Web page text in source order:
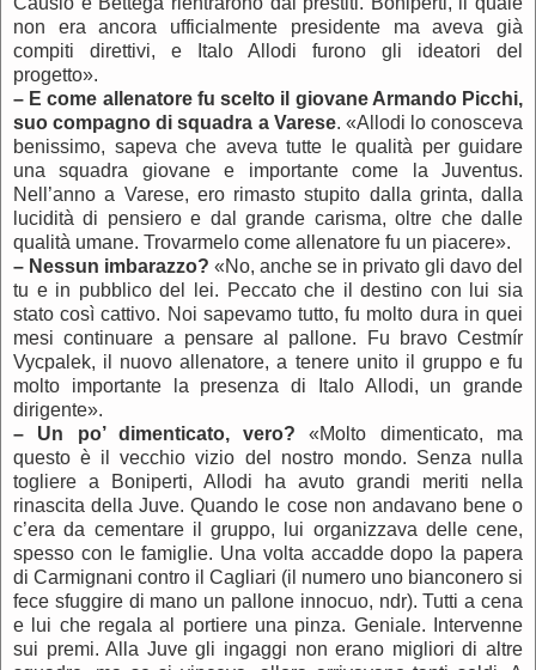
non era ancora ufficialmente presidente ma aveva già
compiti direttivi, e Italo Allodi furono gli ideatori del
progetto».
– E come allenatore fu scelto il giovane Armando Picchi,
suo compagno di squadra a Varese. «Allodi lo conosceva
benissimo, sapeva che aveva tutte le qualità per guidare
una squadra giovane e importante come la Juventus.
Nell’anno a Varese, ero rimasto stupito dalla grinta, dalla
lucidità di pensiero e dal grande carisma, oltre che dalle
qualità umane. Trovarmelo come allenatore fu un piacere».
– Nessun imbarazzo? «No, anche se in privato gli davo del
tu e in pubblico del lei. Peccato che il destino con lui sia
stato così cattivo. Noi sapevamo tutto, fu molto dura in quei
mesi continuare a pensare al pallone. Fu bravo Cestmír
Vycpalek, il nuovo allenatore, a tenere unito il gruppo e fu
molto importante la presenza di Italo Allodi, un grande
dirigente».
– Un po’ dimenticato, vero? «Molto dimenticato, ma
questo è il vecchio vizio del nostro mondo. Senza nulla
togliere a Boniperti, Allodi ha avuto grandi meriti nella
rinascita della Juve. Quando le cose non andavano bene o
c’era da cementare il gruppo, lui organizzava delle cene,
spesso con le famiglie. Una volta accadde dopo la papera
di Carmignani contro il Cagliari (il numero uno bianconero si
fece sfuggire di mano un pallone innocuo, ndr). Tutti a cena
e lui che regala al portiere una pinza. Geniale. Intervenne
sui premi. Alla Juve gli ingaggi non erano migliori di altre